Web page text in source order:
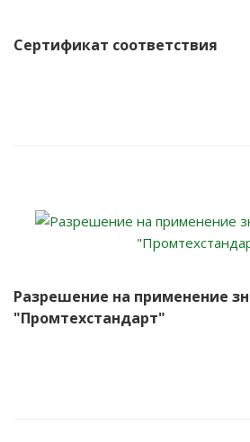
Сертификат соответствия
Разрешение на применение
"Промтехстандарт"